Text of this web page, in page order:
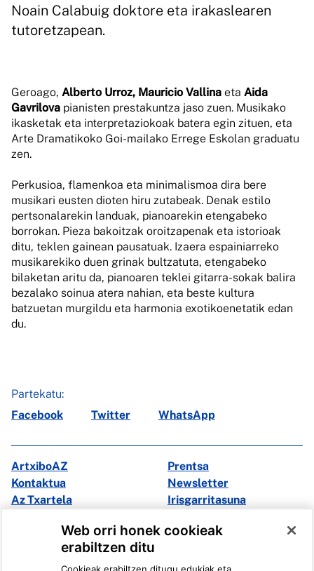
Noain Calabuig doktore eta irakaslearen
tutoretzapean.
Geroago, Alberto Urroz, Mauricio Vallina eta Aida
Gavrilova pianisten prestakuntza jaso zuen. Musikako
ikasketak eta interpretaziokoak batera egin zituen, eta
Arte Dramatikoko Goi-mailako Errege Eskolan graduatu
zen.
Perkusioa, flamenkoa eta minimalismoa dira bere
musikari eusten dioten hiru zutabeak. Denak estilo
pertsonalarekin landuak, pianoarekin etengabeko
borrokan. Pieza bakoitzak oroitzapenak eta istorioak
ditu, teklen gainean pausatuak. Izaera espainiarreko
musikarekiko duen grinak bultzatuta, etengabeko
bilaketan aritu da, pianoaren teklei gitarra-sokak balira
bezalako soinua atera nahian, eta beste kultura
batzuetan murgildu eta harmonia exotikoenetatik edan
du.
Partekatu:
Facebook
Twitter WhatsApp
ArtxiboAZ
Prentsa
Kontaktua
Newsletter
Az Txartela
Irisgarritasuna
Web orri honek cookieak
erabiltzen ditu